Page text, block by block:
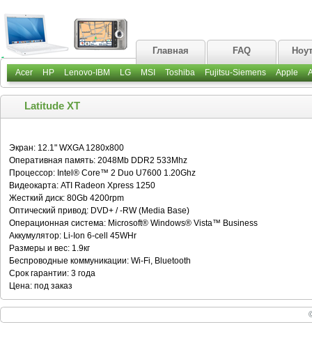
Главная FAQ
Acer HP Lenovo-IBM LG MSI Toshiba Fujitsu-Siemens Apple
Latitude XT
Экран: 12.1" WXGA 1280x800
Оперативная память: 2048Mb DDR2 533Mhz
Процессор: Intel® Core™ 2 Duo U7600 1.20Ghz
Видеокарта: ATI Radeon Xpress 1250
Жесткий диск: 80Gb 4200rpm
Оптический привод: DVD+ / -RW (Media Base)
Операционная система: Microsoft® Windows® Vista™ Business
Аккумулятор: Li-Ion 6-cell 45WHr
Размеры и вес: 1.9кг
Беспроводные коммуникации: Wi-Fi, Bluetooth
Срок гарантии: 3 года
Цена: под заказ